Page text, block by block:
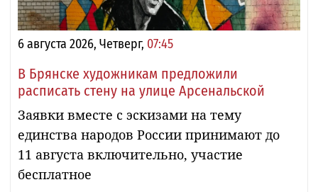
6 августа 2026, Четверг, 07:45
В Брянске художникам предложили
расписать стену на улице Арсенальской
Заявки вместе с эскизами на тему
единства народов России принимают до
11 августа включительно, участие
бесплатное